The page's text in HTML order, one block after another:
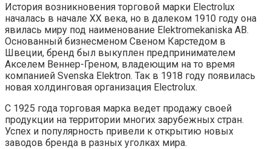
История возникновения торговой марки Electrolux
началась в начале ХХ века, но в далеком 1910 году она
явилась миру под наименование Elektromekaniska AB.
Основанный бизнесменом Свеном Карстедом в
Швеции, бренд был выкуплен предпринимателем
Акселем Веннер-Греном, владеющим на то время
компанией Svenska Elektron. Так в 1918 году появилась
новая холдинговая организация Eleсtrolux.
С 1925 года торговая марка ведет продажу своей
продукции на территории многих зарубежных стран.
Успех и популярность привели к открытию новых
заводов бренда в разных уголках мира.